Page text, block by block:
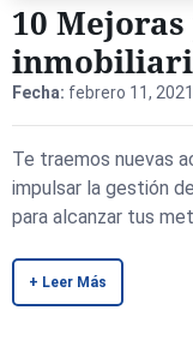
10
Fecha: febrero 11,
Te traemos nuevas
impulsar la gestión
para alcanzar tus
+ Leer Más